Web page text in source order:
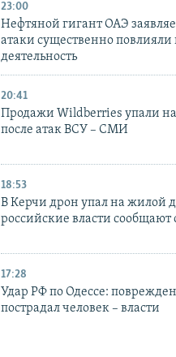
23:00
Нефтяной гигант ОАЭ
атаки существенно повлияли
деятельность
20:41
Продажи Wildberries упали
после атак ВСУ – СМИ
18:53
В Керчи дрон упал на жилой
российские власти сообщают
17:28
Удар РФ по Одессе:
пострадал человек – власти